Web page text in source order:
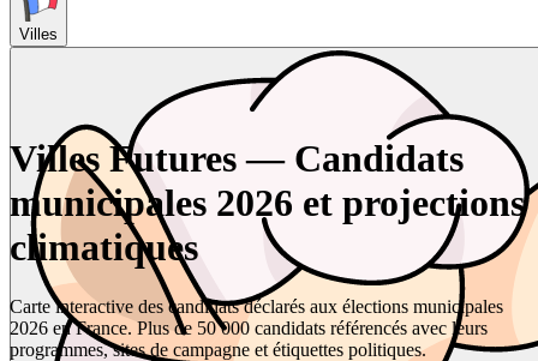
Villes
Villes Futures — Candidats
municipales 2026 et projections
climatiques
Carte interactive des candidats déclarés aux élections municipales
2026 en France. Plus de 50 000 candidats référencés avec leurs
programmes, sites de campagne et étiquettes politiques.